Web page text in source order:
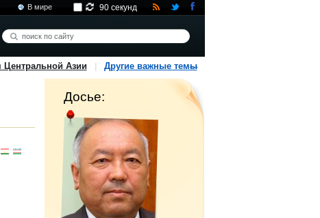
В мире 90 секунд
Центральной Азии Другие важные темы
Досье: